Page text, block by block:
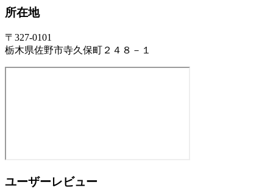
所在地
〒327-0101
栃木県佐野市寺久保町２４８－１
ユーザーレビュー